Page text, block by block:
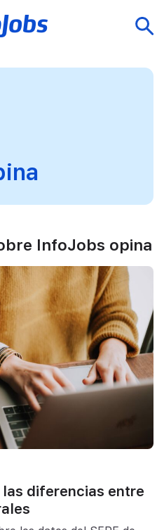
InfoJobs opina
las diferencias entre